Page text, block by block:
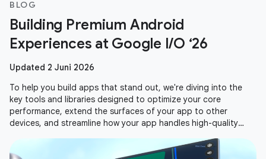
BLOG
Building Premium Android
Experiences at Google I/O ‘26
Updated 2 Juni 2026
To help you build apps that stand out, we're diving into the
key tools and libraries designed to optimize your core
performance, extend the surfaces of your app to other
devices, and streamline how your app handles high-quality